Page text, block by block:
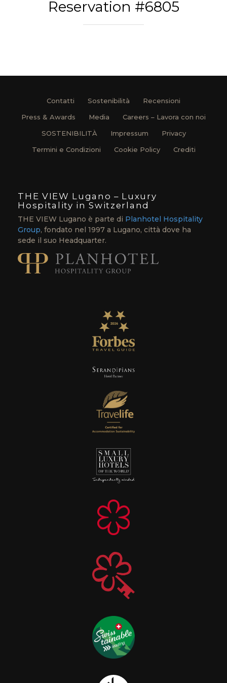
Reservation #6805
Contatti Sostenibilità
Recensioni
Press & Awards
Media
Careers – Lavora con noi
SOSTENIBILITÀ
Impressum
Privacy
Termini e Condizioni
Cookie Policy Crediti
THE VIEW Lugano – Luxury
Hospitality in Switzerland
THE VIEW Lugano è parte di Planhotel Hospitality
Group, fondato nel 1997 a Lugano, città dove ha
sede il suo Headquarter.